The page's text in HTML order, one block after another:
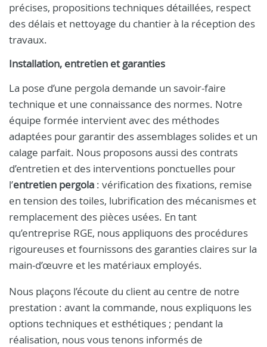
précises, propositions techniques détaillées, respect
des délais et nettoyage du chantier à la réception des
travaux.
Installation, entretien et garanties
La pose d’une pergola demande un savoir-faire
technique et une connaissance des normes. Notre
équipe formée intervient avec des méthodes
adaptées pour garantir des assemblages solides et un
calage parfait. Nous proposons aussi des contrats
d’entretien et des interventions ponctuelles pour
l’entretien pergola : vérification des fixations, remise
en tension des toiles, lubrification des mécanismes et
remplacement des pièces usées. En tant
qu’entreprise RGE, nous appliquons des procédures
rigoureuses et fournissons des garanties claires sur la
main-d’œuvre et les matériaux employés.
Nous plaçons l’écoute du client au centre de notre
prestation : avant la commande, nous expliquons les
options techniques et esthétiques ; pendant la
réalisation, nous vous tenons informés de